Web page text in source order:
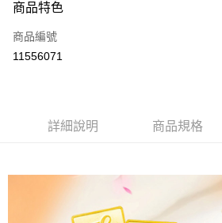
信用卡一次付款
LINE Pay
ATM付款
運送方式
商品特色
商品編號
11556071
詳細說明 商品規格